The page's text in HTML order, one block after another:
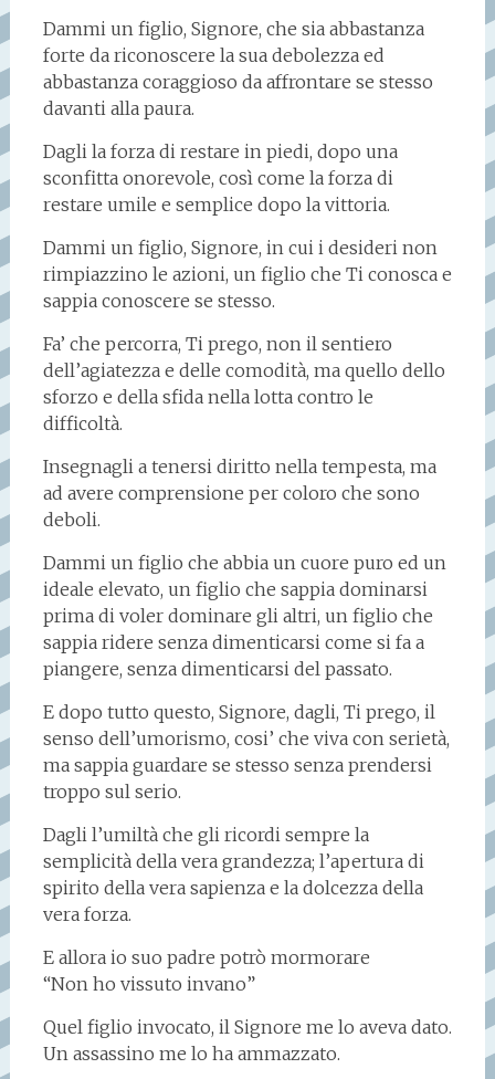
Dammi un figlio, Signore, che sia abbastanza
forte da riconoscere la sua debolezza ed
abbastanza coraggioso da affrontare se stesso
davanti alla paura.
Dagli la forza di restare in piedi, dopo una
sconfitta onorevole, così come la forza di
restare umile e semplice dopo la vittoria.
Dammi un figlio, Signore, in cui i desideri non
rimpiazzino le azioni, un figlio che Ti conosca e
sappia conoscere se stesso.
Fa’ che percorra, Ti prego, non il sentiero
dell’agiatezza e delle comodità, ma quello dello
sforzo e della sfida nella lotta contro le
difficoltà.
Insegnagli a tenersi diritto nella tempesta, ma
ad avere comprensione per coloro che sono
deboli.
Dammi un figlio che abbia un cuore puro ed un
ideale elevato, un figlio che sappia dominarsi
prima di voler dominare gli altri, un figlio che
sappia ridere senza dimenticarsi come si fa a
piangere, senza dimenticarsi del passato.
E dopo tutto questo, Signore, dagli, Ti prego, il
senso dell’umorismo, cosi’ che viva con serietà,
ma sappia guardare se stesso senza prendersi
troppo sul serio.
Dagli l’umiltà che gli ricordi sempre la
semplicità della vera grandezza; l’apertura di
spirito della vera sapienza e la dolcezza della
vera forza.
E allora io suo padre potrò mormorare
“Non ho vissuto invano”
Quel figlio invocato, il Signore me lo aveva dato.
Un assassino me lo ha ammazzato.